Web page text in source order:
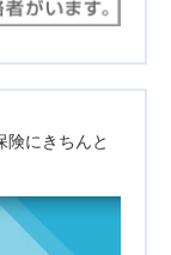
険にきちんと